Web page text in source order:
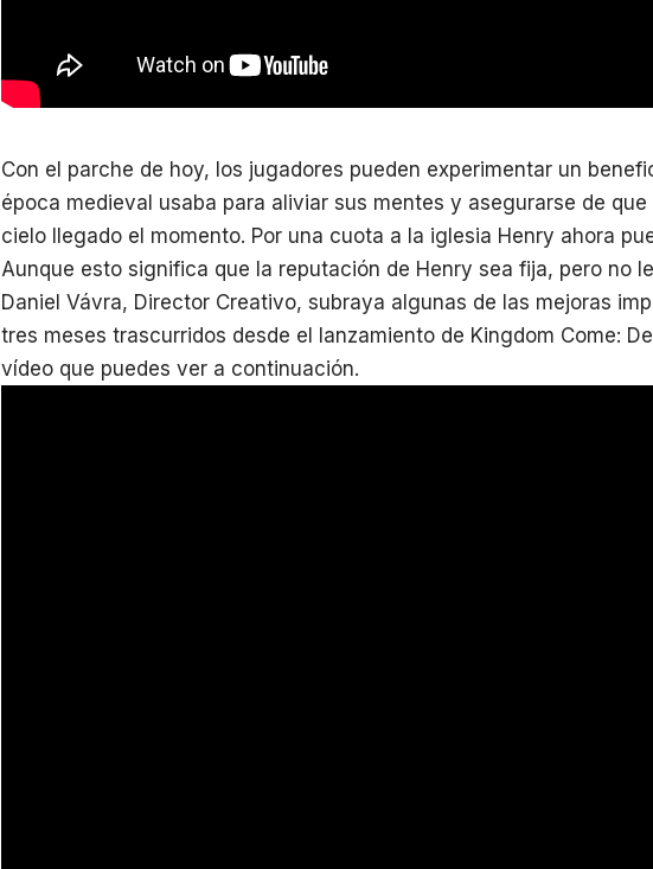
Con el parche de hoy, los jugadores pueden experimentar un
época medieval usaba para aliviar sus mentes y asegurarse de que
cielo llegado el momento. Por una cuota a la iglesia Henry ahora
Aunque esto significa que la reputación de Henry sea fija, pero no
Daniel Vávra, Director Creativo, subraya algunas de las mejoras
tres meses trascurridos desde el lanzamiento de Kingdom Come:
vídeo que puedes ver a continuación.